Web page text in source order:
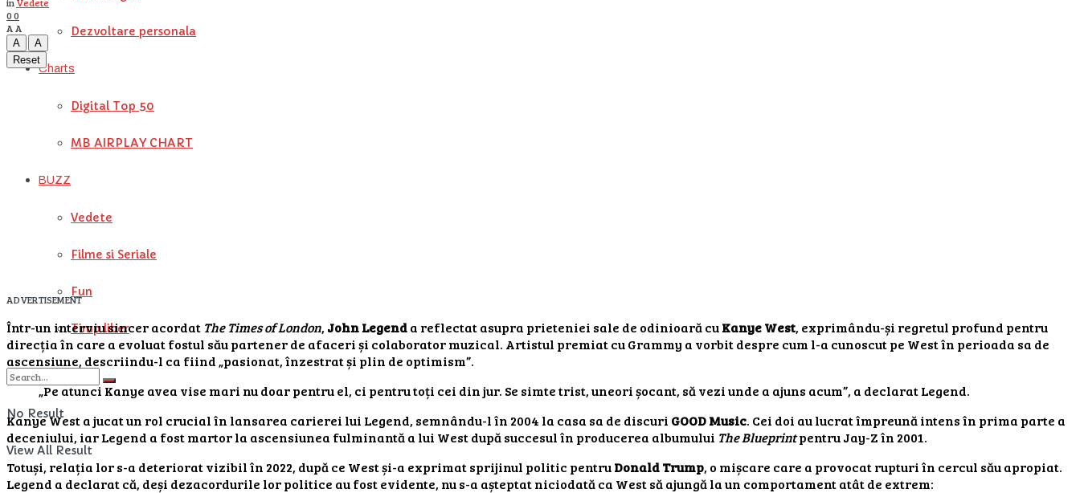
Dezvoltare personala
Charts
Digital Top 50
MB AIRPLAY CHART
BUZZ
Vedete
Filme si Seriale
Fun
Timp liber
No Result
View All Result
00
A A
A
A
Reset
ADVERTISEMENT
Într-un interviu sincer acordat The Times of London, John Legenda reflectat asupra prieteniei sale de odinioară cuKanye West, exprimându-și regretul profund pentru
direcția în care a evoluat fostul său partener de afaceri și colaborator muzical. Artistul premiat cu Grammy a vorbit despre cum l-a cunoscut pe West în perioada sa de
ascensiune, descriindu-l ca fiind „pasionat, înzestrat și plin de optimism”.
„Pe atunci Kanye avea vise mari nu doar pentru el, ci pentru toți cei din jur. Se simte trist, uneori șocant, să vezi unde a ajuns acum”, a declarat Legend.
Kanye West a jucat un rol crucial în lansarea carierei lui Legend, semnându-l în 2004 la casa sa de discuri GOOD Music. Cei doi au lucrat împreună intens în prima parte a
deceniului, iar Legend a fost martor la ascensiunea fulminantă a lui West după succesul în producerea albumului The Blueprintpentru Jay-Z în 2001.
Totuși, relația lor s-a deteriorat vizibil în 2022, după ce West și-a exprimat sprijinul politic pentruDonald Trump, o mișcare care a provocat rupturi în cercul său apropiat.
Legend a declarat că, deși dezacordurile lor politice au fost evidente, nu s-a așteptat niciodată ca West să ajungă la un comportament atât de extrem: